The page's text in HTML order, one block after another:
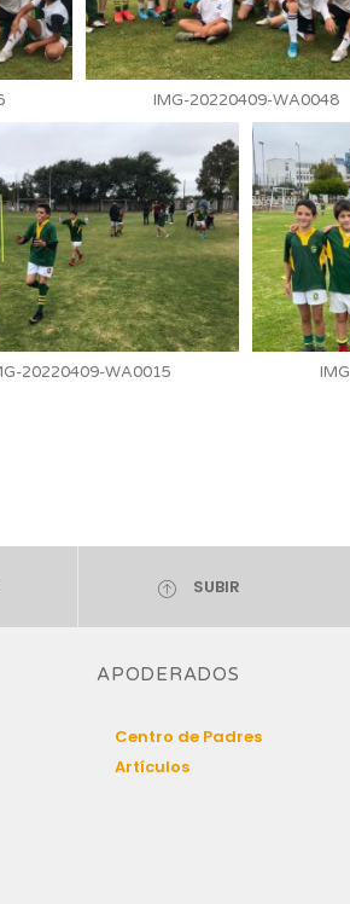
IMG-20220409-WA0048
20220409-WA0015
SUBIR
APODERADOS
Centro de Padres
Artículos